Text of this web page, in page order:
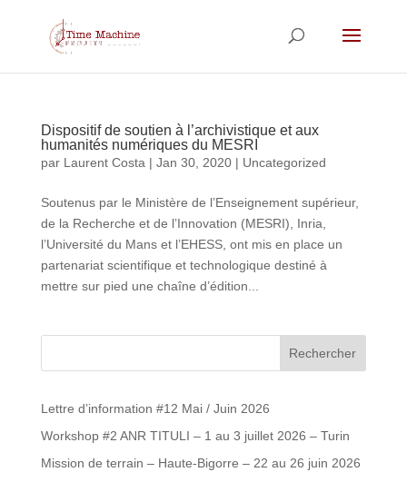
Dispositif de soutien à l’archivistique et aux
humanités numériques du MESRI
par Laurent Costa | Jan 30, 2020| Uncategorized
Soutenus par le Ministère de lʼEnseignement supérieur,
de la Recherche et de lʼInnovation (MESRI), Inria,
l’Université du Mans et l’EHESS, ont mis en place un
partenariat scientifique et technologique destiné à
mettre sur pied une chaîne d’édition...
Rechercher
Lettre d’information #12 Mai / Juin 2026
Workshop #2 ANR TITULI – 1 au 3 juillet 2026 – Turin
Mission de terrain – Haute-Bigorre – 22 au 26 juin 2026